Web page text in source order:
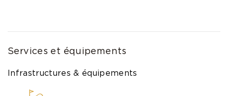
Services et équipements
Infrastructures & équipements